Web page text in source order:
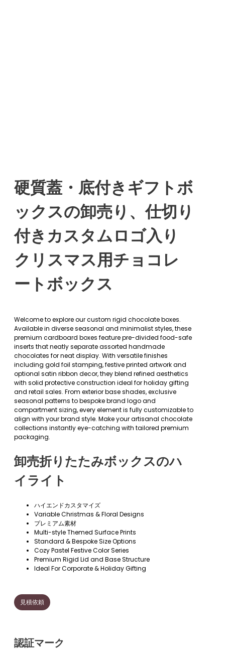
硬質蓋・底付きギフトボ
ックスの卸売り、仕切り
付きカスタムロゴ入り
クリスマス用チョコレ
ートボックス
Welcome to explore our custom rigid chocolate boxes.
Available in diverse seasonal and minimalist styles, these
premium cardboard boxes feature pre-divided food-safe
inserts that neatly separate assorted handmade
chocolates for neat display. With versatile finishes
including gold foil stamping, festive printed artwork and
optional satin ribbon decor, they blend refined aesthetics
with solid protective construction ideal for holiday gifting
and retail sales. From exterior base shades, exclusive
seasonal patterns to bespoke brand logo and
compartment sizing, every element is fully customizable to
align with your brand style. Make your artisanal chocolate
collections instantly eye-catching with tailored premium
packaging.
卸売折りたたみボックスのハ
イライト
ハイエンドカスタマイズ
Variable Christmas & Floral Designs
プレミアム素材
Multi-style Themed Surface Prints
Standard & Bespoke Size Options
Cozy Pastel Festive Color Series
Premium Rigid Lid and Base Structure
Ideal For Corporate & Holiday Gifting
見積依頼
認証マーク